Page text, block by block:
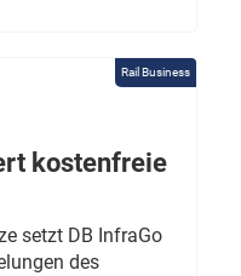
Rail Business
kostenfreie
setzt DB InfraGo
des